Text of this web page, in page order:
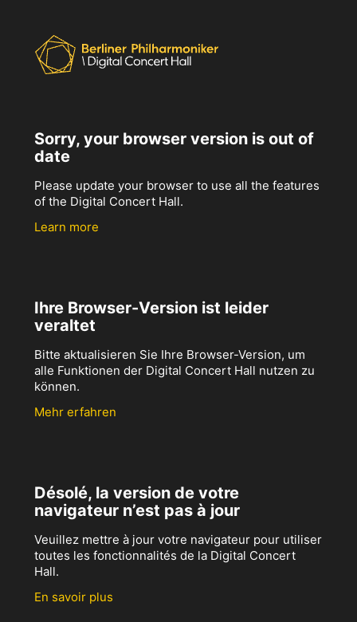
Sorry, your browser version is out of
date
Please update your browser to use all the features
of the Digital Concert Hall.
Learn more
Ihre Browser-Version ist leider
veraltet
Bitte aktualisieren Sie Ihre Browser-Version, um
alle Funktionen der Digital Concert Hall nutzen zu
können.
Mehr erfahren
Désolé, la version de votre
navigateur n’est pas à jour
Veuillez mettre à jour votre navigateur pour utiliser
toutes les fonctionnalités de la Digital Concert
Hall.
En savoir plus